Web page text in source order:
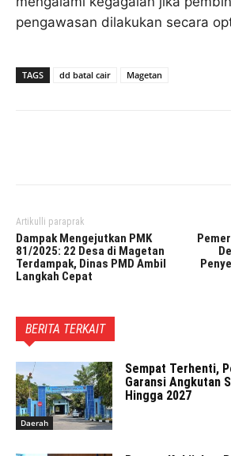
pengawasan dilakukan secara
TAGS dd batal cair Magetan
Artikulli paraprak
Dampak Mengejutkan PMK
81/2025: 22 Desa di Magetan
Terdampak, Dinas PMD Ambil
Langkah Cepat
BERITA TERKAIT
Daerah
Sempat Terhenti,
Garansi Angkutan
Hingga 2027